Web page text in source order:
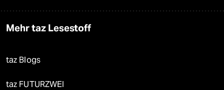
Mehr taz Lesestoff
taz Blogs
taz FUTURZWEI